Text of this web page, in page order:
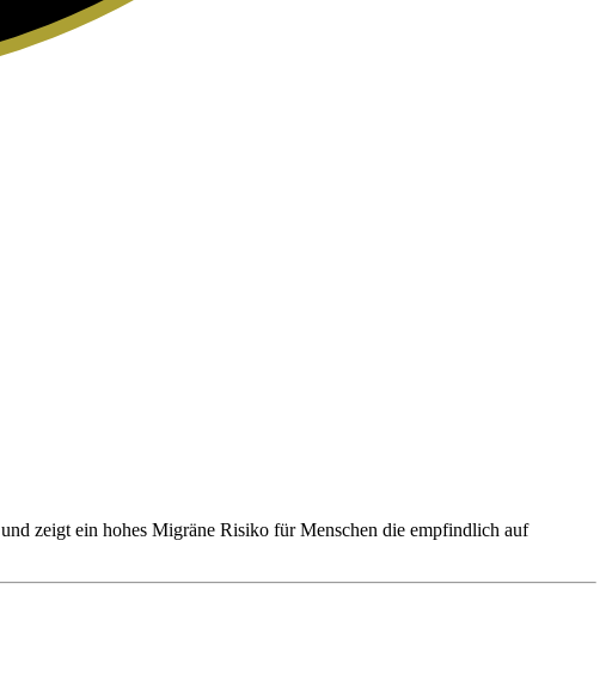
und zeigt ein hohes Migräne Risiko für Menschen die empfindlich auf